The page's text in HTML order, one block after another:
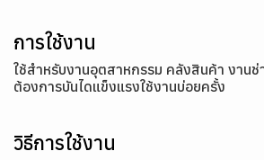
การใช้งาน
ใช้สำหรับงานอุตสาหกรรม คลังสินค้า งานช่
ต้องการบันไดแข็งแรงใช้งานบ่อยครั้ง
วิธีการใช้งาน